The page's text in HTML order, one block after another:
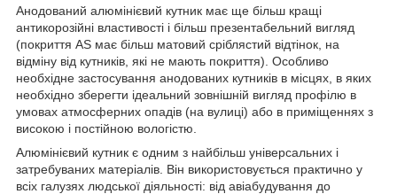
Анодований алюмінієвий кутник має ще більш кращі
антикорозійні властивості і більш презентабельний вигляд
(покриття AS має більш матовий сріблястий відтінок, на
відміну від кутників, які не мають покриття). Особливо
необхідне застосування анодованих кутників в місцях, в яких
необхідно зберегти ідеальний зовнішній вигляд профілю в
умовах атмосферних опадів (на вулиці) або в приміщеннях з
високою і постійною вологістю.
Алюмінієвий кутник є одним з найбільш універсальних і
затребуваних матеріалів. Він використовується практично у
всіх галузях людської діяльності: від авіабудування до